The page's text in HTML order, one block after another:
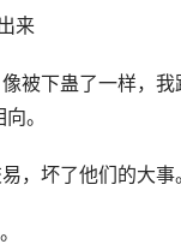
来
被下蛊了一样，
。
，坏了他们的大事。